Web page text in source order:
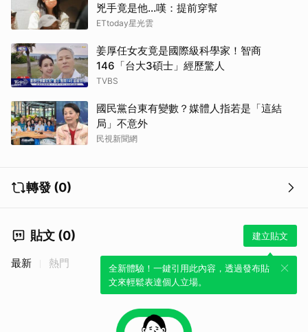
兇手竟是他...嘆：提前穿幫
ETtoday星光雲
姜厚任女友竟是國際級科學家！智商
146「台大3碩士」經歷驚人
TVBS
國民黨台東有變數？媒體人指若是「這結
局」不意外
民視新聞網
轉發 (0)
貼文 (0) 建立貼文
全新體驗！一鍵引用此內容，透過發布貼
文來輕鬆表達個人立場。
最新 熱門